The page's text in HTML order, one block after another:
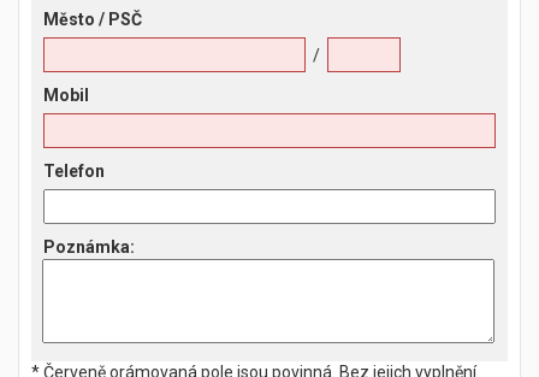
Město / PSČ
/
Mobil
Telefon
Poznámka:
* Červeně orámovaná pole jsou povinná. Bez jejich vyplnění